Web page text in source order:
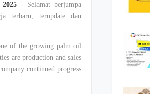
- Selamat berjumpa
terbaru, terupdate dan
of the growing palm oil
are production and sales
continued progress